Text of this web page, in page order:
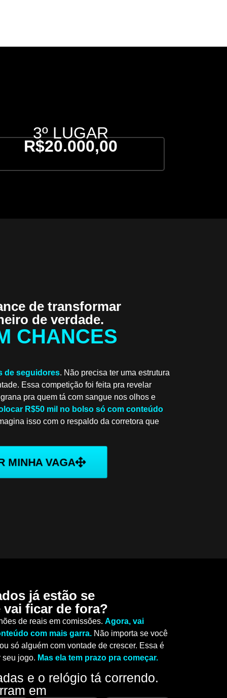
3º LUGAR
R$20.000,00
de transformar
de verdade.
CHANCES
de seguidores. Não precisa ter uma estrutura
Essa competição foi feita pra revelar
pra quem tá com sangue nos olhos e
R$50 mil no bolso só com conteúdo
isso com o respaldo da corretora que
MINHA VAGA
já estão se
vai ficar de fora?
de reais em comissões. Agora, vai
com mais garra. Não importa se você
só alguém com vontade de crescer. Essa é
seu jogo. Mas ela tem prazo pra começar.
e o relógio tá correndo.
em